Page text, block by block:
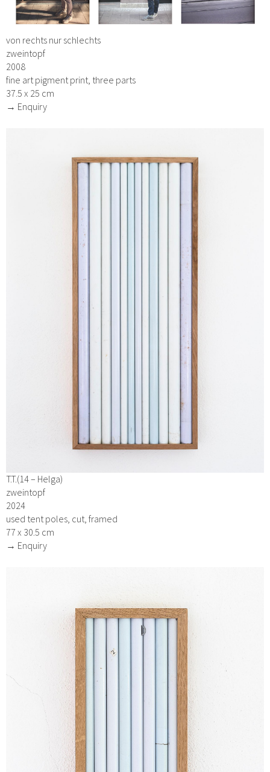
von rechts nur schlechts
zweintopf
2008
fine art pigment print, three parts
37.5 x 25 cm
→ Enquiry
T.T.(14 – Helga)
zweintopf
2024
used tent poles, cut, framed
77 x 30.5 cm
→ Enquiry